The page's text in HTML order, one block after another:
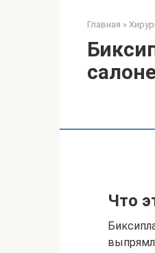
Главная »
Что